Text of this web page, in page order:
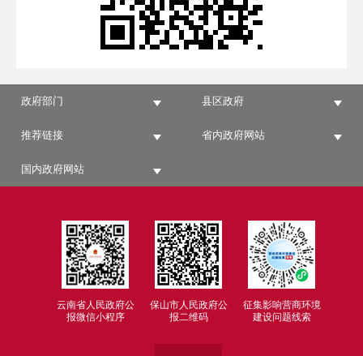
政府部门 县区政府
推荐链接 省内政府网站
国内政府网站
云南省人民政府公
报微信小程序
保山市人民政府公
报二维码
征集影响营商环境
建设问题线索